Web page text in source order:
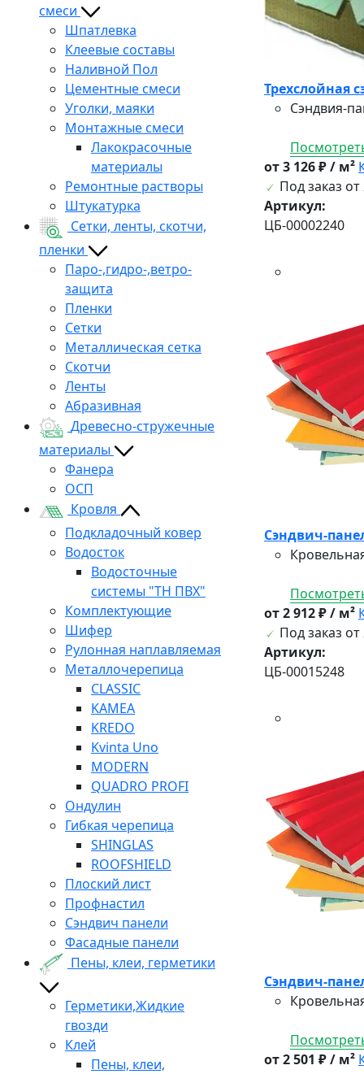
смеси
Шпатлевка
Клеевые составы
Наливной Пол
Цементные смеси
Уголки, маяки
Монтажные смеси
Лакокрасочные
материалы
Ремонтные растворы
Штукатурка
Сетки, ленты, скотчи,
пленки
Паро-,гидро-,ветро-
защита
Пленки
Сетки
Металлическая сетка
Скотчи
Ленты
Абразивная
Древесно-стружечные
материалы
Фанера
ОСП
Кровля
Подкладочный ковер
Водосток
Водосточные
системы "ТН ПВХ"
Комплектующие
Шифер
Рулонная наплавляемая
Металлочерепица
CLASSIC
KAMEA
KREDO
Kvinta Uno
MODERN
QUADRO PROFI
Ондулин
Гибкая черепица
SHINGLAS
ROOFSHIELD
Плоский лист
Профнастил
Сэндвич панели
Фасадные панели
Пены, клеи, герметики
Герметики,Жидкие
гвозди
Клей
Пены, клеи,
Трехслойная
Сэндвия-
от 3 126 ₽ / м²
Под заказ от
Артикул:
ЦБ-00002240
Сэндвич-
от 2 912 ₽ / м²
Под заказ от
Артикул:
ЦБ-00015248
Сэндвич-
от 2 501 ₽ / м²